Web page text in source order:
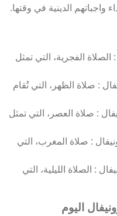
واجباتهم الدينية في وقتها.
الفجرية، التي تمثل
: صلاة الظهر، التي تُقام
: صلاة العصر، التي تمثل
: صلاة المغرب، التي
: الصلاة الليلية، التي
اليوم